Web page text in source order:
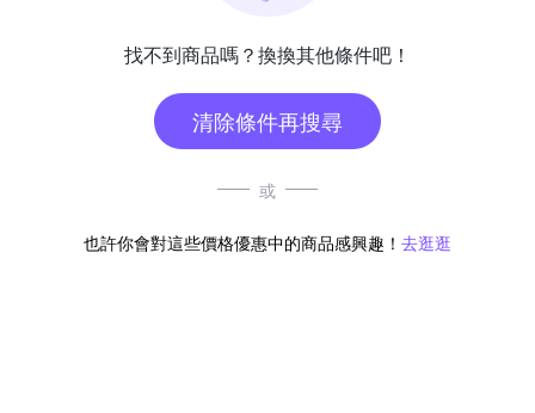
找不到商品嗎？換換其他條件吧！
清除條件再搜尋
或
也許你會對這些價格優惠中的商品感興趣！ 去逛逛